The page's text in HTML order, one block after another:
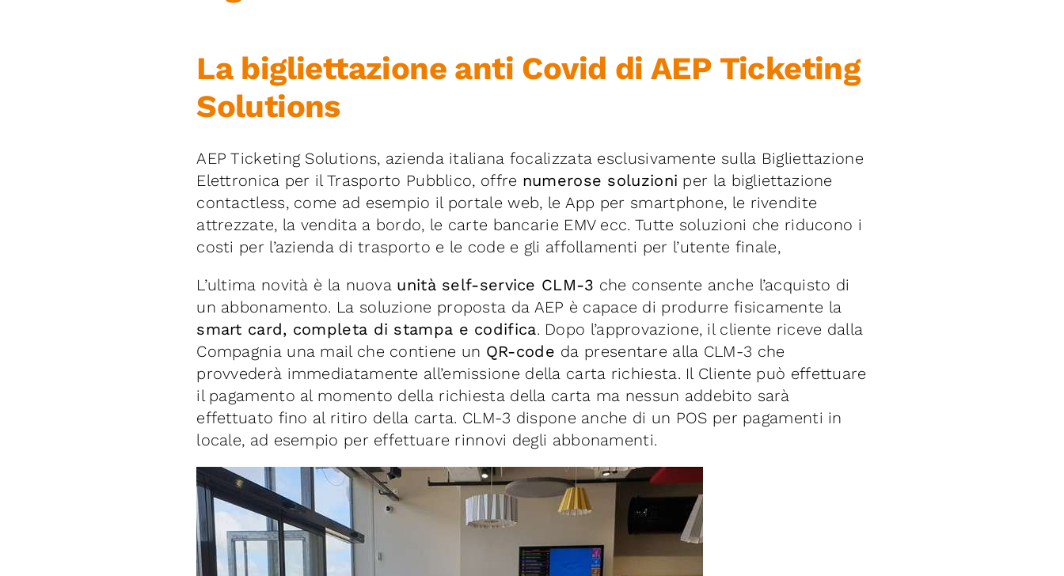
La bigliettazione anti Covid di AEP Ticketing
Solutions
AEP Ticketing Solutions, azienda italiana focalizzata esclusivamente sulla Bigliettazione
Elettronica per il Trasporto Pubblico, offre numerose soluzioni per la bigliettazione
contactless, come ad esempio il portale web, le App per smartphone, le rivendite
attrezzate, la vendita a bordo, le carte bancarie EMV ecc. Tutte soluzioni che riducono i
costi per l’azienda di trasporto e le code e gli affollamenti per l’utente finale,
L’ultima novità è la nuova unità self-service CLM-3 che consente anche l’acquisto di
un abbonamento. La soluzione proposta da AEP è capace di produrre fisicamente la
smart card, completa di stampa e codifica. Dopo l’approvazione, il cliente riceve dalla
Compagnia una mail che contiene un QR-code da presentare alla CLM-3 che
provvederà immediatamente all’emissione della carta richiesta. Il Cliente può effettuare
il pagamento al momento della richiesta della carta ma nessun addebito sarà
effettuato fino al ritiro della carta. CLM-3 dispone anche di un POS per pagamenti in
locale, ad esempio per effettuare rinnovi degli abbonamenti.